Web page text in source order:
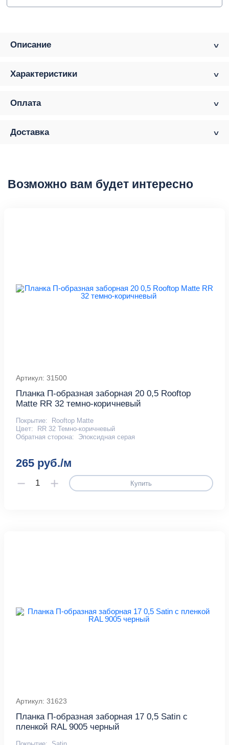
Описание
Характеристики
Оплата
Доставка
Возможно вам будет интересно
Артикул: 31500
Планка П-образная заборная 20 0,5 Rooftop
Matte RR 32 темно-коричневый
Покрытие:
Rooftop Matte
Цвет:
RR 32 Темно-коричневый
Обратная сторона:
Эпоксидная серая
265 руб./м
Купить
Артикул: 31623
Планка П-образная заборная 17 0,5 Satin с
пленкой RAL 9005 черный